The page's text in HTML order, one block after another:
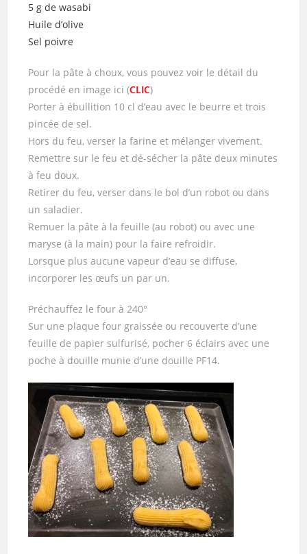
5 g de wasabi
Huile d’olive
Sel poivre
Pour la pâte à choux, vous pouvez voir le détail du
procédé en image ici (CLIC)
Porter à ébullition 10 cl d’eau avec le beurre et trois
pincée de sel.
Hors du feu, verser la farine et mélanger vivement.
Remettre sur le feu et dé-sécher la pâte deux minutes
à feu doux.
Retirer du feu, verser dans le bol d’un robot ou dans
un saladier.
Remuer la pâte à la feuille (au robot) ou avec une
maryse (à la main) pour la faire refroidir.
Lorsque plus aucune vapeur d’eau se diffuse,
incorporer les œufs un par un.
Préchauffez le four à 240°
Sur une plaque four graissée ou recouverte d’une
feuille de papier sulfurisé, pocher 6 éclairs avec une
poche à douille munie d’une douille PF14.